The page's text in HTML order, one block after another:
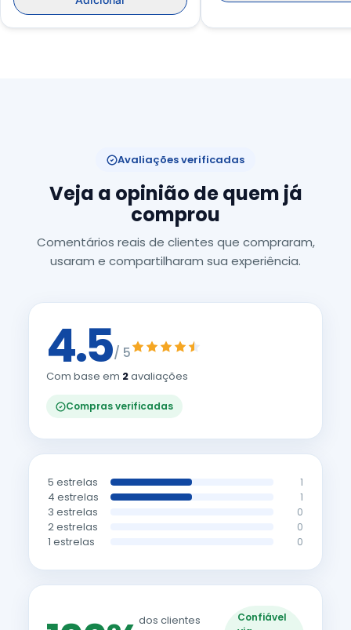
Avaliações verificadas
Veja a opinião de quem já
comprou
Comentários reais de clientes que compraram,
usaram e compartilharam sua experiência.
4.5/ 5
Com base em 2avaliações
Compras verificadas
5 estrelas 1
4 estrelas 1
3 estrelas 0
2 estrelas 0
1 estrelas 0
dos clientes
Confiável